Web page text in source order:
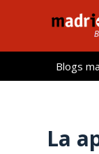
l
Blogs
La